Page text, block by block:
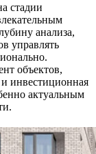
стадии
анализа,
управлять
объектов,
инвестиционная
актуальным